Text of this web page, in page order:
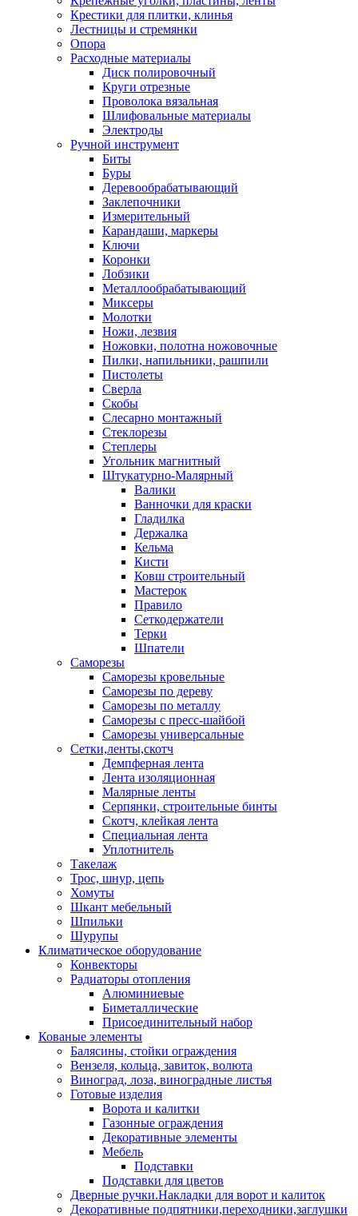
Крестики для плитки, клинья
Лестницы и стремянки
Опора
Расходные материалы
Диск полировочный
Круги отрезные
Проволока вязальная
Шлифовальные материалы
Электроды
Ручной инструмент
Биты
Буры
Деревообрабатывающий
Заклепочники
Измерительный
Карандаши, маркеры
Ключи
Коронки
Лобзики
Металлообрабатывающий
Миксеры
Молотки
Ножи, лезвия
Ножовки, полотна ножовочные
Пилки, напильники, рашпили
Пистолеты
Сверла
Скобы
Слесарно монтажный
Стеклорезы
Степлеры
Угольник магнитный
Штукатурно-Малярный
Валики
Ванночки для краски
Гладилка
Держалка
Кельма
Кисти
Ковш строительный
Мастерок
Правило
Сеткодержатели
Терки
Шпатели
Саморезы
Саморезы кровельные
Саморезы по дереву
Саморезы по металлу
Саморезы с пресс-шайбой
Саморезы универсальные
Сетки,ленты,скотч
Демпферная лента
Лента изоляционная
Малярные ленты
Серпянки, строительные бинты
Скотч, клейкая лента
Специальная лента
Уплотнитель
Такелаж
Трос, шнур, цепь
Хомуты
Шкант мебельный
Шпильки
Шурупы
Климатическое оборудование
Конвекторы
Радиаторы отопления
Алюминиевые
Биметаллические
Присоединительный набор
Кованые элементы
Балясины, стойки ограждения
Вензеля, кольца, завиток, волюта
Виноград, лоза, виноградные листья
Готовые изделия
Ворота и калитки
Газонные ограждения
Декоративные элементы
Мебель
Подставки
Подставки для цветов
Дверные ручки.Накладки для ворот и калиток
Декоративные подпятники,переходники,заглушки